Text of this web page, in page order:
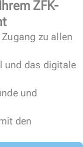
ZFK-
zu allen
und das digitale
und
den